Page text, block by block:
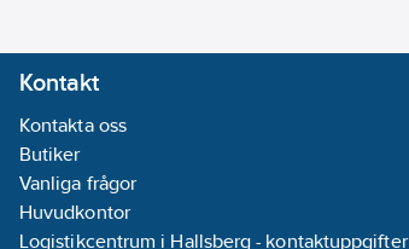
Kontakt
Kontakta oss
Butiker
Vanliga frågor
Huvudkontor
Logistikcentrum i Hallsberg - kontaktuppgifter